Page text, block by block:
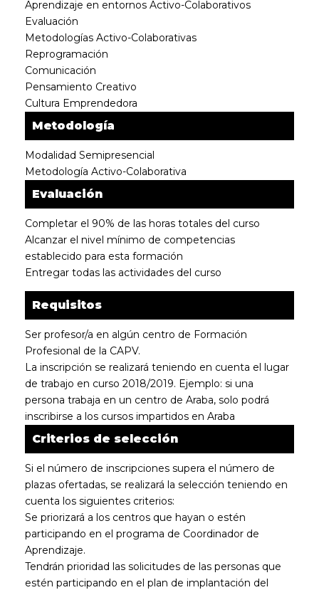
Aprendizaje en entornos Activo-Colaborativos
Evaluación
Metodologías Activo-Colaborativas
Reprogramación
Comunicación
Pensamiento Creativo
Cultura Emprendedora
Metodología
Modalidad Semipresencial
Metodología Activo-Colaborativa
Evaluación
Completar el 90% de las horas totales del curso
Alcanzar el nivel mínimo de competencias
establecido para esta formación
Entregar todas las actividades del curso
Requisitos
Ser profesor/a en algún centro de Formación
Profesional de la CAPV.
La inscripción se realizará teniendo en cuenta el lugar
de trabajo en curso 2018/2019. Ejemplo: si una
persona trabaja en un centro de Araba, solo podrá
inscribirse a los cursos impartidos en Araba
Criterios de selección
Si el número de inscripciones supera el número de
plazas ofertadas, se realizará la selección teniendo en
cuenta los siguientes criterios:
Se priorizará a los centros que hayan o estén
participando en el programa de Coordinador de
Aprendizaje.
Tendrán prioridad las solicitudes de las personas que
estén participando en el plan de implantación del